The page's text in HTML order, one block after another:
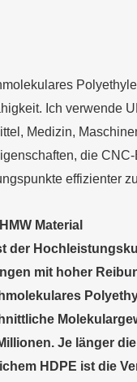
Ich verwende
Medizin,
die
effizienter
Material
der
mit hoher
Je länger
HDPE ist die